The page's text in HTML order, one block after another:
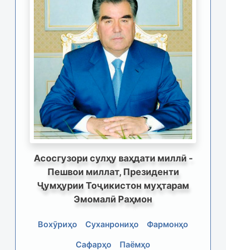
Асосгузори сулҳу ваҳдати миллӣ -
Пешвои миллат, Президенти
Ҷумҳурии Тоҷикистон муҳтарам
Эмомалӣ Раҳмон
Вохӯриҳо Суханрониҳо
Фармонҳо
Сафарҳо
Паёмҳо